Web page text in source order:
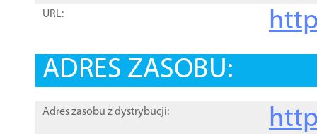
URL:
ADRES ZASOBU:
Adres zasobu z dystrybucji: